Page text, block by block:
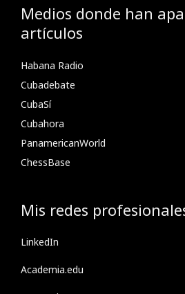
Medios donde han
artículos
Habana Radio
Cubadebate
CubaSí
Cubahora
PanamericanWorld
ChessBase
Mis redes
LinkedIn
Academia.edu